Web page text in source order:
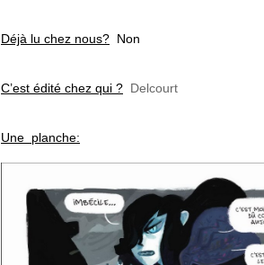
Déjà lu chez nous? Non
C’est édité chez qui ? Delcourt
Une planche: